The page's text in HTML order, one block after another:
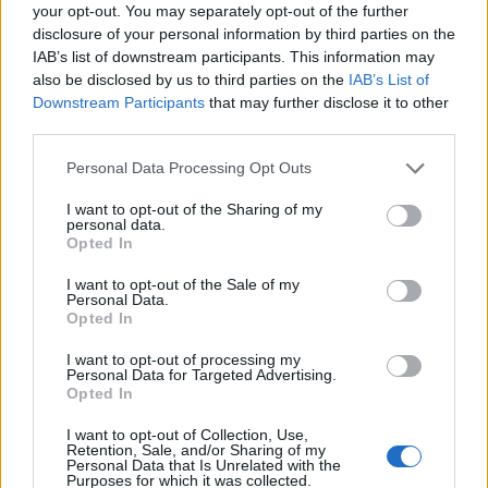
your opt-out. You may separately opt-out of the further
disclosure of your personal information by third parties on the
IAB’s list of downstream participants. This information may
also be disclosed by us to third parties on the IAB’s List of
Downstream Participants that may further disclose it to other
Personal Data Processing Opt Outs
I want to opt-out of the Sharing of my
personal data.
Opted In
I want to opt-out of the Sale of my
Personal Data.
Opted In
I want to opt-out of processing my
Personal Data for Targeted Advertising.
Opted In
I want to opt-out of Collection, Use,
Retention, Sale, and/or Sharing of my
Personal Data that Is Unrelated with the
Purposes for which it was collected.
σύγκρουση στηΓάζα, όπου οι επιχειρήσεις του
Ισραήλ συνεχίζονται, αλλά και η αντιπαράθεση
Ισραήλ-Ιράν, η οποία αναζωπυρώθηκε το 2026.
Οι… «εκατοντάδες δισεκατομμύρια»
προκάτοχός του,Τζο Μπάιντεν, τον οποίο
κατηγόρησε ότι παρέδωσε στην
στρατιωτικό εξοπλισμό αξίας «εκατοντάδων
δισεκατομμυρίων δολαρίων».
Τα διαθέσιμα στοιχεία δεν επιβεβαιώνουν αυτόν
τον αριθμό.
Σύμφωνα με τοΙνστιτούτο Κιέλου για την
Παγκόσμια Οικονομία, η αμερικανική στρατιωτική